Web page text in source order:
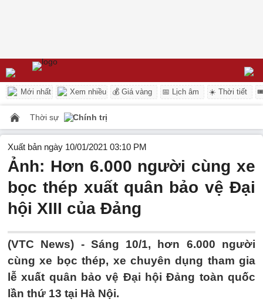
Mới nhất Xem nhiều 💰 Giá vàng 📅 Lịch âm ☀️ Thời tiết
Thời sự Chính trị
Xuất bản ngày 10/01/2021 03:10 PM
Ảnh: Hơn 6.000 người cùng xe
bọc thép xuất quân bảo vệ Đại
hội XIII của Đảng
(VTC News) - Sáng 10/1, hơn 6.000 người
cùng xe bọc thép, xe chuyên dụng tham gia
lễ xuất quân bảo vệ Đại hội Đảng toàn quốc
lần thứ 13 tại Hà Nội.